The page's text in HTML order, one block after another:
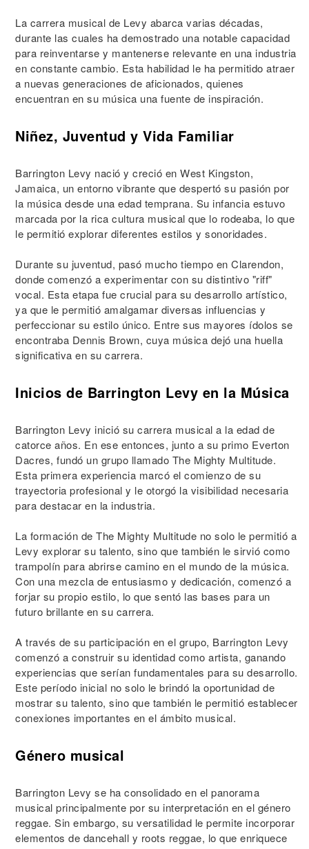
La carrera musical de Levy abarca varias décadas,
durante las cuales ha demostrado una notable capacidad
para reinventarse y mantenerse relevante en una industria
en constante cambio. Esta habilidad le ha permitido atraer
a nuevas generaciones de aficionados, quienes
encuentran en su música una fuente de inspiración.
Niñez, Juventud y Vida Familiar
Barrington Levy nació y creció en West Kingston,
Jamaica, un entorno vibrante que despertó su pasión por
la música desde una edad temprana. Su infancia estuvo
marcada por la rica cultura musical que lo rodeaba, lo que
le permitió explorar diferentes estilos y sonoridades.
Durante su juventud, pasó mucho tiempo en Clarendon,
donde comenzó a experimentar con su distintivo "riff"
vocal. Esta etapa fue crucial para su desarrollo artístico,
ya que le permitió amalgamar diversas influencias y
perfeccionar su estilo único. Entre sus mayores ídolos se
encontraba Dennis Brown, cuya música dejó una huella
significativa en su carrera.
Inicios de Barrington Levy en la Música
Barrington Levy inició su carrera musical a la edad de
catorce años. En ese entonces, junto a su primo Everton
Dacres, fundó un grupo llamado The Mighty Multitude.
Esta primera experiencia marcó el comienzo de su
trayectoria profesional y le otorgó la visibilidad necesaria
para destacar en la industria.
La formación de The Mighty Multitude no solo le permitió a
Levy explorar su talento, sino que también le sirvió como
trampolín para abrirse camino en el mundo de la música.
Con una mezcla de entusiasmo y dedicación, comenzó a
forjar su propio estilo, lo que sentó las bases para un
futuro brillante en su carrera.
A través de su participación en el grupo, Barrington Levy
comenzó a construir su identidad como artista, ganando
experiencias que serían fundamentales para su desarrollo.
Este período inicial no solo le brindó la oportunidad de
mostrar su talento, sino que también le permitió establecer
conexiones importantes en el ámbito musical.
Género musical
Barrington Levy se ha consolidado en el panorama
musical principalmente por su interpretación en el género
reggae. Sin embargo, su versatilidad le permite incorporar
elementos de dancehall y roots reggae, lo que enriquece